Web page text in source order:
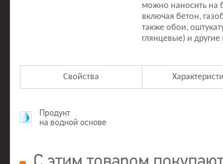
можно наносить на
включая бетон,
также обои,
глянцевые) и
Свойства
Продукт
на водной основе